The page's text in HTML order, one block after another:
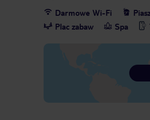
Darmowe Wi-Fi
Plac zabaw
Spa